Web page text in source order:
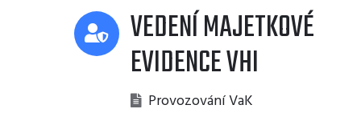
VEDENÍ MAJETKOVÉ
EVIDENCE VHI
Provozování VaK